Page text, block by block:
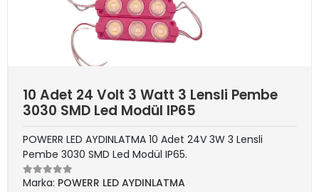
10 Adet 24 Volt 3 Watt 3 Lensli Pembe
3030 SMD Led Modül IP65
POWERR LED AYDINLATMA 10 Adet 24V 3W 3 Lensli
Pembe 3030 SMD Led Modül IP65.
Marka: POWERR LED AYDINLATMA